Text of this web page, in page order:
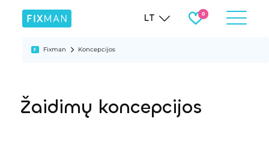
LT
Fixman Koncepcijos
Žaidimų koncepcijos